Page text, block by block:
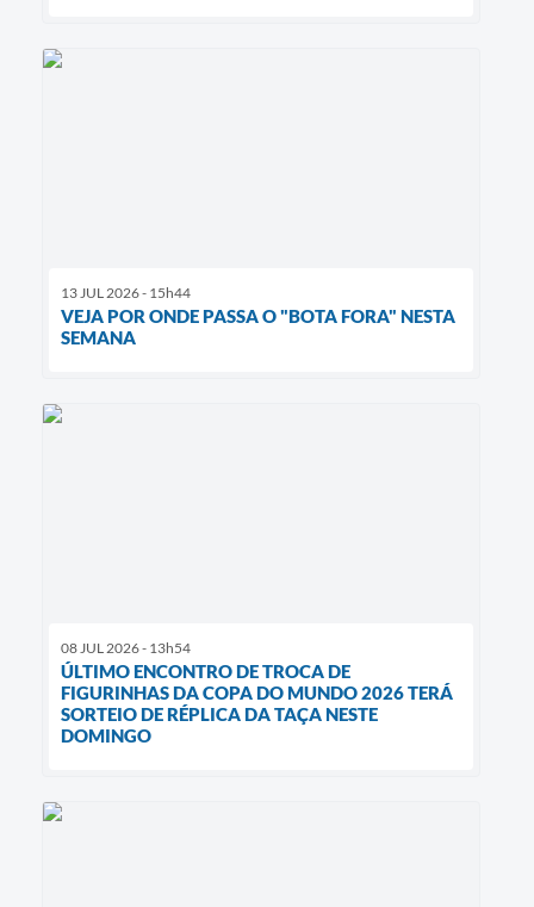
13 JUL 2026 - 15h44
VEJA POR ONDE PASSA O "BOTA FORA" NESTA
SEMANA
08 JUL 2026 - 13h54
ÚLTIMO ENCONTRO DE TROCA DE
FIGURINHAS DA COPA DO MUNDO 2026 TERÁ
SORTEIO DE RÉPLICA DA TAÇA NESTE
DOMINGO